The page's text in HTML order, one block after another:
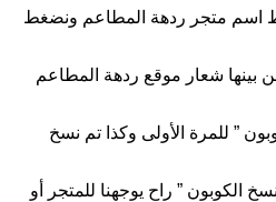
اسم متجر ردهة المطاعم ونضغط
بينها شعار موقع ردهة المطاعم
” للمرة الأولى وكذا تم نسخ
الكوبون ” راح يوجهنا للمتجر أو